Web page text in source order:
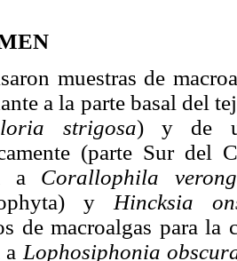
muestras de
a la parte basal del
strigosa) y de
(parte Sur del
a Corallophila
y Hincksia
de macroalgas para la
a Lophosiphonia